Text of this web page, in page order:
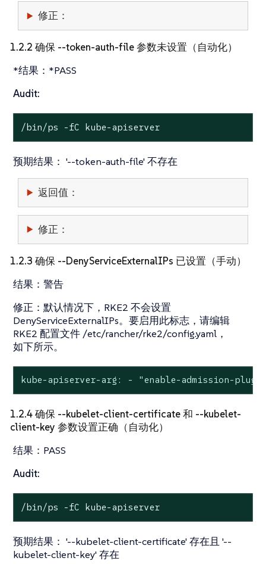
修正：
1.2.2 确保 --token-auth-file 参数未设置（自动化）
*结果：*PASS
Audit:
/bin/ps -fC kube-apiserver
预期结果： '--token-auth-file' 不存在
返回值：
修正：
1.2.3 确保 --DenyServiceExternalIPs 已设置（手动）
结果： 警告
修正： 默认情况下，RKE2 不会设置
DenyServiceExternalIPs。要启用此标志，请编辑
RKE2 配置文件 /etc/rancher/rke2/config.yaml，
如下所示。
kube-apiserver-arg: - "enable-admission-
1.2.4 确保 --kubelet-client-certificate 和 --kubelet-
client-key 参数设置正确（自动化）
结果： PASS
Audit:
/bin/ps -fC kube-apiserver
预期结果： '--kubelet-client-certificate' 存在且 '--
kubelet-client-key' 存在